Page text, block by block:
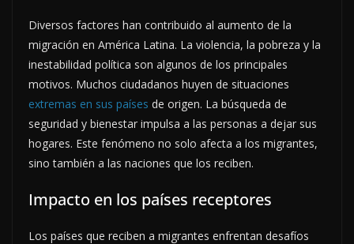
Diversos factores han contribuido al aumento de la
migración en América Latina. La violencia, la pobreza y la
inestabilidad política son algunos de los principales
motivos. Muchos ciudadanos huyen de situaciones
extremas en sus países de origen. La búsqueda de
seguridad y bienestar impulsa a las personas a dejar sus
hogares. Este fenómeno no solo afecta a los migrantes,
sino también a las naciones que los reciben.
Impacto en los países receptores
Los países que reciben a migrantes enfrentan desafíos